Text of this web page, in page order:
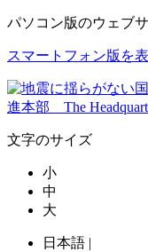
パソコン版のウェブ
スマートフォン版を
文字のサイズ
小
中
大
日本語 |